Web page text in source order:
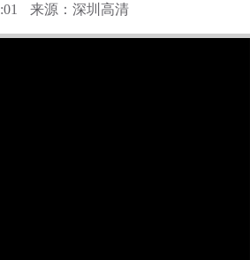
来源：深圳高清